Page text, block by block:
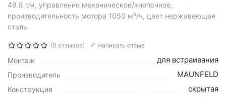
49.8 см, управление механическое/кнопочное,
производительность мотора 1050 м³/ч, цвет нержавеющая
сталь
(0 отзывов) Написать отзыв
Монтаж для встраивания
Производитель MAUNFELD
Конструкция скрытая